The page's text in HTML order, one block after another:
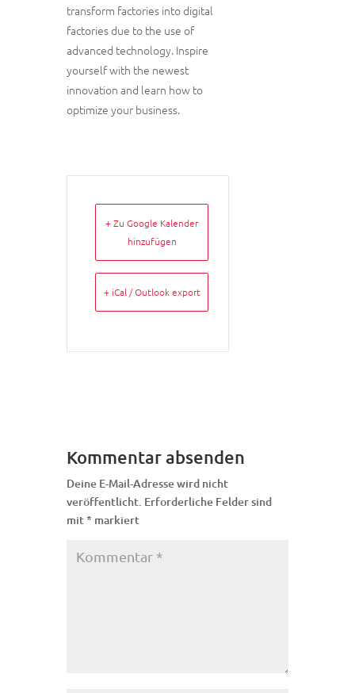
transform factories into digital
factories due to the use of
advanced technology. Inspire
yourself with the newest
innovation and learn how to
optimize your business.
+ Zu Google Kalender
hinzufügen
+ iCal / Outlook export
Kommentar absenden
Deine E-Mail-Adresse wird nicht
veröffentlicht. Erforderliche Felder sind
mit* markiert